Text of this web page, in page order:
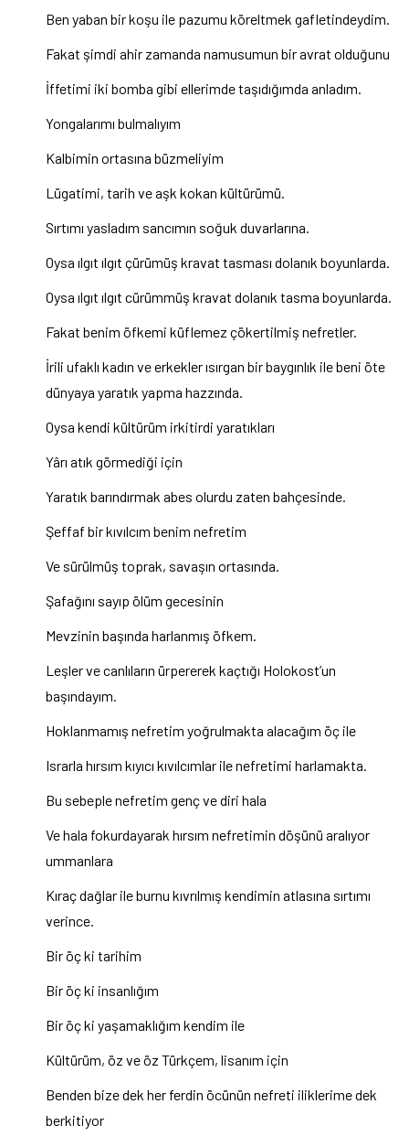
Ben yaban bir koşu ile pazumu köreltmek gafletindeydim.
Fakat şimdi ahir zamanda namusumun bir avrat olduğunu
İffetimi iki bomba gibi ellerimde taşıdığımda anladım.
Yongalarımı bulmalıyım
Kalbimin ortasına büzmeliyim
Lügatimi, tarih ve aşk kokan kültürümü.
Sırtımı yasladım sancımın soğuk duvarlarına.
Oysa ılgıt ılgıt çürümüş kravat tasması dolanık boyunlarda.
Oysa ılgıt ılgıt cürümmüş kravat dolanık tasma boyunlarda.
Fakat benim öfkemi küflemez çökertilmiş nefretler.
İrili ufaklı kadın ve erkekler ısırgan bir baygınlık ile beni öte
dünyaya yaratık yapma hazzında.
Oysa kendi kültürüm irkitirdi yaratıkları
Yârı atık görmediği için
Yaratık barındırmak abes olurdu zaten bahçesinde.
Şeffaf bir kıvılcım benim nefretim
Ve sürülmüş toprak, savaşın ortasında.
Şafağını sayıp ölüm gecesinin
Mevzinin başında harlanmış öfkem.
Leşler ve canlıların ürpererek kaçtığı Holokost’un
başındayım.
Hoklanmamış nefretim yoğrulmakta alacağım öç ile
Israrla hırsım kıyıcı kıvılcımlar ile nefretimi harlamakta.
Bu sebeple nefretim genç ve diri hala
Ve hala fokurdayarak hırsım nefretimin döşünü aralıyor
ummanlara
Kıraç dağlar ile burnu kıvrılmış kendimin atlasına sırtımı
verince.
Bir öç ki tarihim
Bir öç ki insanlığım
Bir öç ki yaşamaklığım kendim ile
Kültürüm, öz ve öz Türkçem, lisanım için
Benden bize dek her ferdin öcünün nefreti iliklerime dek
berkitiyor